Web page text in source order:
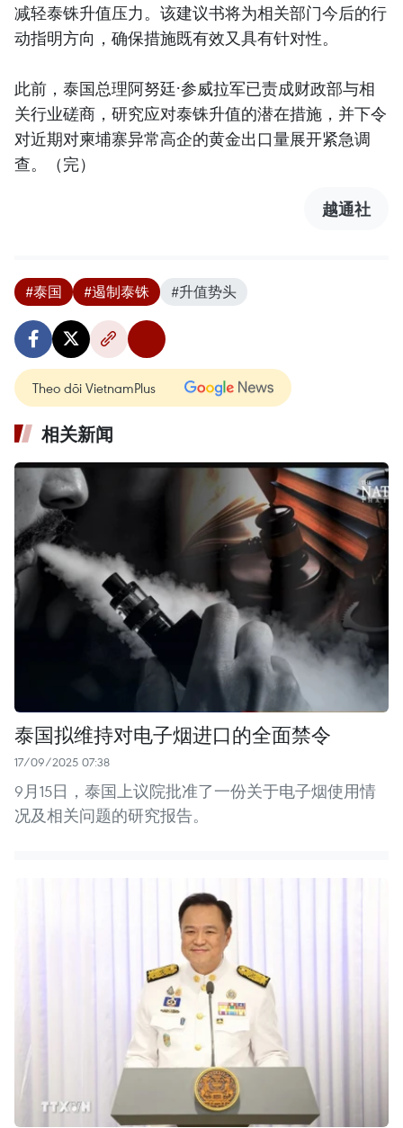
减轻泰铢升值压力。该建议书将为相关部门今后的行
动指明方向，确保措施既有效又具有针对性。
此前，泰国总理阿努廷·参威拉军已责成财政部与相
关行业磋商，研究应对泰铢升值的潜在措施，并下令
对近期对柬埔寨异常高企的黄金出口量展开紧急调
查。（完）
越通社
#泰国 #遏制泰铢 #升值势头
Theo dõi VietnamPlus
相关新闻
泰国拟维持对电子烟进口的全面禁令
17/09/2025 07:38
9月15日，泰国上议院批准了一份关于电子烟使用情
况及相关问题的研究报告。